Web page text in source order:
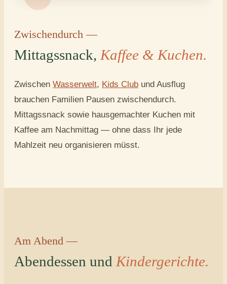
Zwischendurch —
Mittagssnack, Kaffee & Kuchen.
Zwischen Wasserwelt, Kids Club und Ausflug
brauchen Familien Pausen zwischendurch.
Mittagssnack sowie hausgemachter Kuchen mit
Kaffee am Nachmittag — ohne dass Ihr jede
Mahlzeit neu organisieren müsst.
Am Abend —
Abendessen und Kindergerichte.